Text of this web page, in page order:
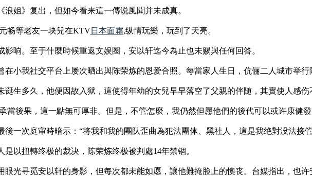
姐》复出，但如今看来這一傳说風聞并未成真。
畅等老友一块兒在KTV日本面霜,纵情玩樂，玩到了天亮。
响。至于什麼時候重返文娱圈，安以轩迄今為止也未赐與任何回答。
小我社交平台上屡次晒出與陈荣炼的恩爱合照。每當家人生日，伉俪二人城市举行
生多久，他便因故入狱，這使得年幼的女兒早早落空了父親的伴随，其實使人感伤
當後果，這一點無可厚非。但是，不管怎麼，我仍然但愿他們的後代可以或许康健發
一次庭审時暗示：“将我和我的團队歪曲為犯法團体、黑社人，這是我绝對没法接
以扭轉终极的裁决，陈荣炼终极被判處14年禁锢。
光寻觅安以轩的身影，但每次都未能如愿，讓他難掩脸上的懊丧。台媒指出，也许